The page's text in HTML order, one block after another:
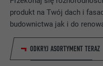
produkt na Twój dach i
budownictwa jak i do
ODKRYJ ASORTYMENT TERAZ
DOSTAWCA Facebook
Jest